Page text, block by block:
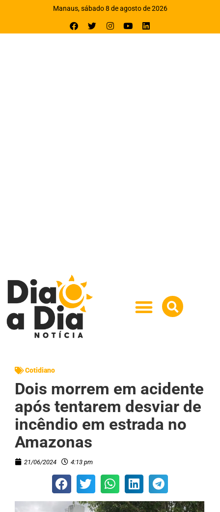
Manaus, sábado 8 de agosto de 2026
Cotidiano
Dois morrem em acidente
após tentarem desviar de
incêndio em estrada no
Amazonas
21/06/2024 4:13 pm